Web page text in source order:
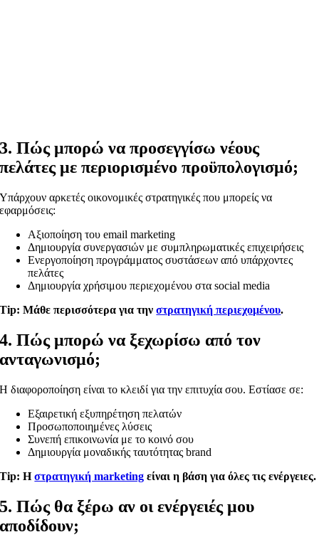
3. Πώς μπορώ να προσεγγίσω νέους
πελάτες με περιορισμένο προϋπολογισμό;
Υπάρχουν αρκετές οικονομικές στρατηγικές που μπορείς να
εφαρμόσεις:
Αξιοποίηση του email marketing
Δημιουργία συνεργασιών με συμπληρωματικές επιχειρήσεις
Ενεργοποίηση προγράμματος συστάσεων από υπάρχοντες
πελάτες
Δημιουργία χρήσιμου περιεχομένου στα social media
Tip: Μάθε περισσότερα για τηνστρατηγική περιεχομένου.
4. Πώς μπορώ να ξεχωρίσω από τον
ανταγωνισμό;
Η διαφοροποίηση είναι το κλειδί για την επιτυχία σου. Εστίασε σε:
Εξαιρετική εξυπηρέτηση πελατών
Προσωποποιημένες λύσεις
Συνεπή επικοινωνία με το κοινό σου
Δημιουργία μοναδικής ταυτότητας brand
Tip: Ηστρατηγική marketing είναι η βάση για όλες τις ενέργειες.
5. Πώς θα ξέρω αν οι ενέργειές μου
αποδίδουν;